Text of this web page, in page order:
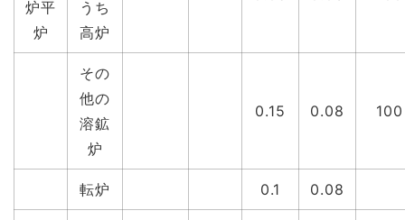
炉平
炉
うち
高炉
その
他の
溶鉱
炉
0.15 0.08 100
転炉 0.1 0.08